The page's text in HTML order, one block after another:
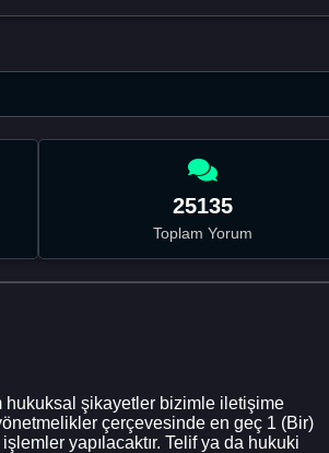
25135
Toplam Yorum
hukuksal şikayetler bizimle iletişime
çerçevesinde en geç 1 (Bir)
yapılacaktır. Telif ya da hukuki